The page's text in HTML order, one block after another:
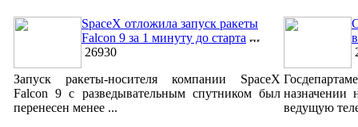
SpaceX отложила запуск ракеты
Falcon 9 за 1 минуту до старта
26930
Запуск ракеты-носителя компании SpaceX
Falcon 9 с разведывательным спутником был
перенесен менее ...
назначении
ведущую